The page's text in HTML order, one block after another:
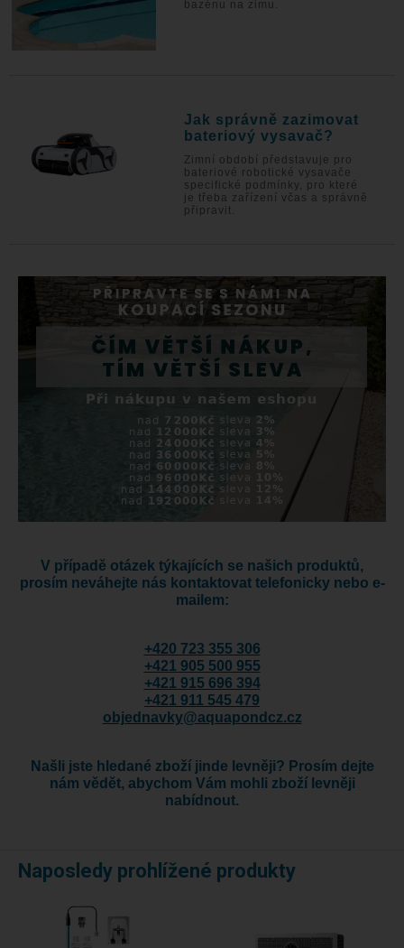
bazénu na zimu.
Jak správně zazimovat
bateriový vysavač?
Zimní období představuje pro
bateriové robotické vysavače
specifické podmínky, pro které
je třeba zařízení včas a správně
připravit.
V případě otázek týkajících se našich produktů,
prosím neváhejte nás kontaktovat telefonicky nebo e-
mailem:
+420 723 355 306
+421 905 500 955
+421 915 696 394
+421 911 545 479
objednavky@aquapondcz.cz
Našli jste hledané zboží jinde levněji? Prosím dejte
nám vědět, abychom Vám mohli zboží levněji
nabídnout.
Naposledy prohlížené produkty